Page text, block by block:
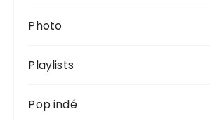
Photo
Playlists
Pop indé